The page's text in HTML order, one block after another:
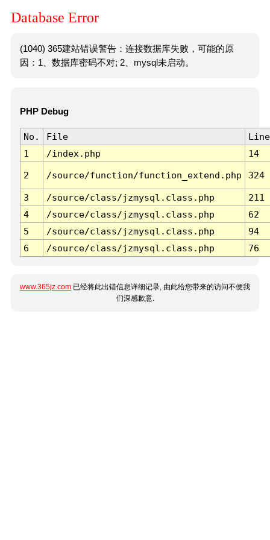
Database Error
(1040) 365建站错误警告：连接数据库失败，可能的原
因：1、数据库密码不对; 2、mysql未启动。
PHP Debug
No. File
Line
1
/index.php 14
2 /source/function/function_extend.php 324
3 /source/class/jzmysql.class.php
211
4
/source/class/jzmysql.class.php
62
5
/source/class/jzmysql.class.php
94
6
/source/class/jzmysql.class.php 76
www.365jz.com 已经将此出错信息详细记录, 由此给您带来的访问不便我
们深感歉意.